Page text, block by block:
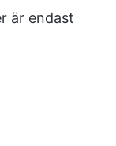
är endast